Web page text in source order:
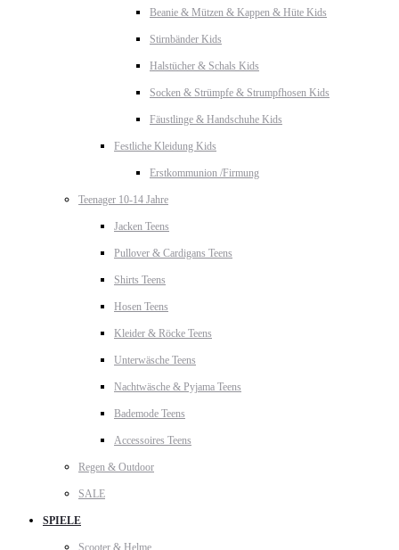
Beanie & Mützen & Kappen & Hüte Kids
Stirnbänder Kids
Halstücher & Schals Kids
Socken & Strümpfe & Strumpfhosen Kids
Fäustlinge & Handschuhe Kids
Festliche Kleidung Kids
Erstkommunion /Firmung
Teenager 10-14 Jahre
Jacken Teens
Pullover & Cardigans Teens
Shirts Teens
Hosen Teens
Kleider & Röcke Teens
Unterwäsche Teens
Nachtwäsche & Pyjama Teens
Bademode Teens
Accessoires Teens
Regen & Outdoor
SALE
SPIELE
Scooter & Helme